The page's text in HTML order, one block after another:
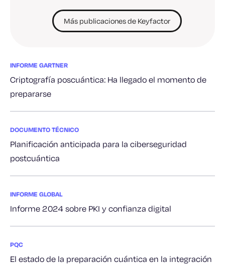
Más publicaciones de Keyfactor
INFORME GARTNER
Criptografía poscuántica: Ha llegado el momento de
prepararse
DOCUMENTO TÉCNICO
Planificación anticipada para la ciberseguridad
postcuántica
INFORME GLOBAL
Informe 2024 sobre PKI y confianza digital
PQC
El estado de la preparación cuántica en la integración